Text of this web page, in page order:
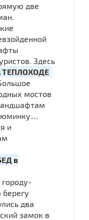
две
Здесь
ТЕПЛОХОДЕ
мостов
и
в
два
замок в